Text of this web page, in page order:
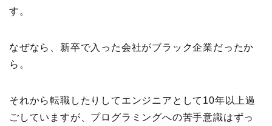
す。
なぜなら、新卒で入った会社がブラック企業だったか
ら。
それから転職したりしてエンジニアとして10年以上過
ごしていますが、プログラミングへの苦手意識はずっ